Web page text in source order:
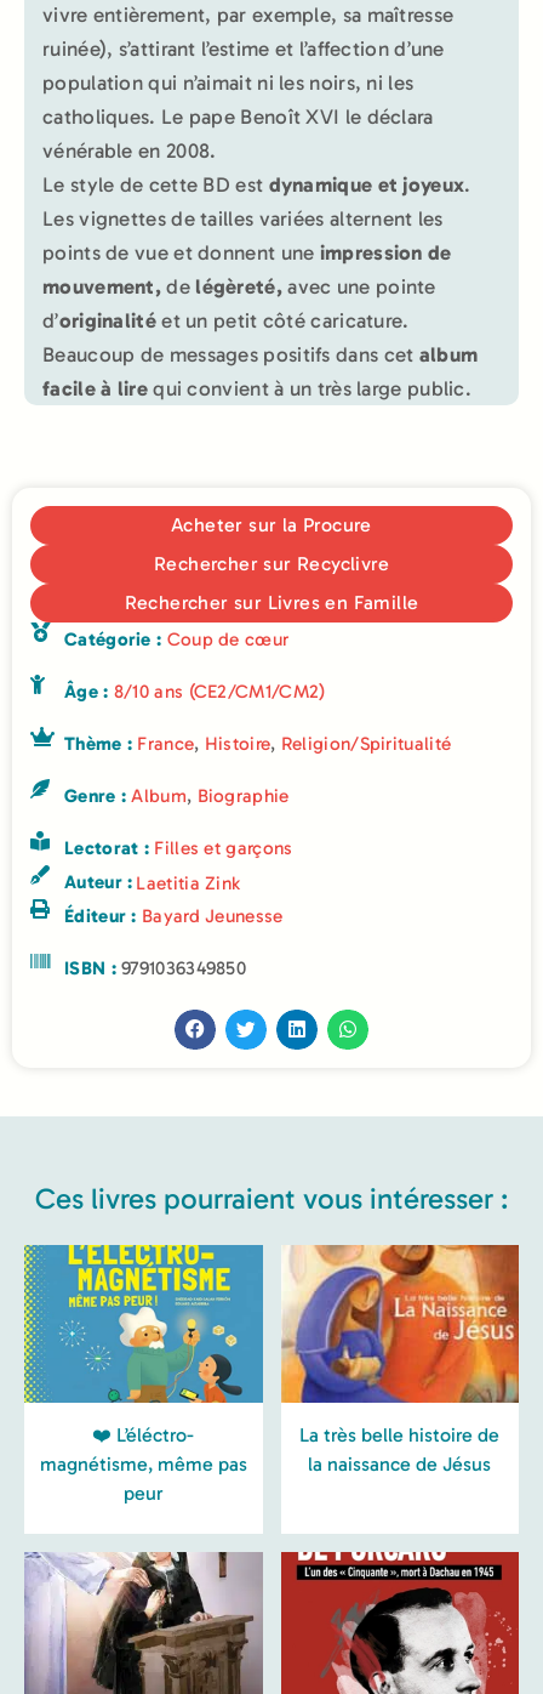
vivre entièrement, par exemple, sa maîtresse
ruinée), s’attirant l’estime et l’affection d’une
population qui n’aimait ni les noirs, ni les
catholiques. Le pape Benoît XVI le déclara
vénérable en 2008.
Le style de cette BD est dynamique et joyeux.
Les vignettes de tailles variées alternent les
points de vue et donnent une impression de
mouvement, de légèreté,avec une pointe
d’originalitéet un petit côté caricature.
Beaucoup de messages positifs dans cet album
facile à lirequi convient à un très large public.
Acheter sur la Procure
Rechercher sur Recyclivre
Rechercher sur Livres en Famille
Catégorie : Coup de cœur
Âge : 8/10 ans (CE2/CM1/CM2)
Thème : France, Histoire, Religion/Spiritualité
Genre :Album, Biographie
Lectorat : Filles et garçons
Auteur : Laetitia Zink
Éditeur : Bayard Jeunesse
ISBN :9791036349850
Ces livres pourraient vous intéresser :
❤️ L’éléctro-
magnétisme, même pas
peur
La très belle histoire de
la naissance de Jésus